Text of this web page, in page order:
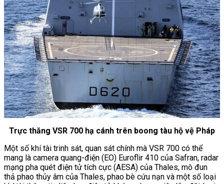
Trực thăng VSR 700 hạ cánh trên boong tàu hộ vệ Pháp
Một số khí tài trinh sát, quan sát chính mà VSR 700 có thể
mang là camera quang-điện (EO) Euroflir 410 của Safran, radar
mạng pha quét điện tử tích cực (AESA) của Thales, mô đun
thả phao thủy âm của Thales, phao bè cứu nạn và một số loại